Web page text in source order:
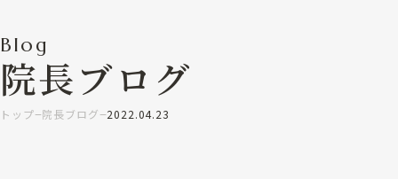
Blog
院長ブログ
トップ 院長ブログ 2022.04.23